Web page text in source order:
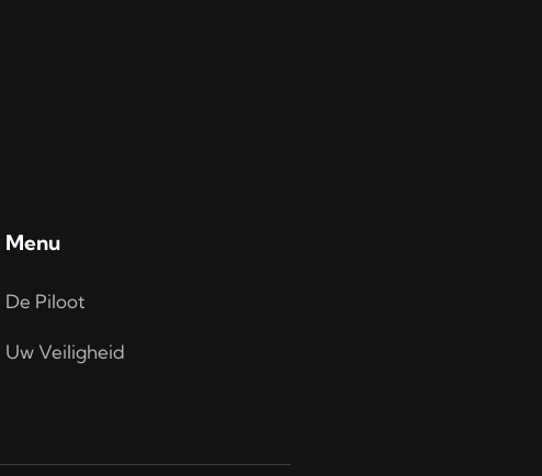
Menu
De Piloot
Uw Veiligheid